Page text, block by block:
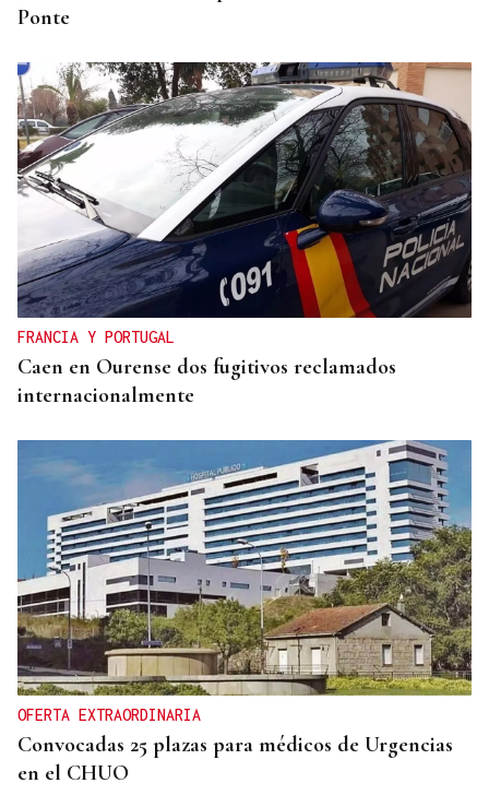
Ponte
FRANCIA Y PORTUGAL
Caen en Ourense dos fugitivos reclamados
internacionalmente
OFERTA EXTRAORDINARIA
Convocadas 25 plazas para médicos de Urgencias
en el CHUO